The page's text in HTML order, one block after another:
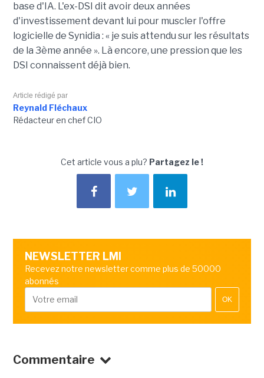
base d'IA. L'ex-DSI dit avoir deux années
d'investissement devant lui pour muscler l'offre
logicielle de Synidia : « je suis attendu sur les résultats
de la 3ème année ». Là encore, une pression que les
DSI connaissent déjà bien.
Article rédigé par
Reynald Fléchaux
Rédacteur en chef CIO
Cet article vous a plu? Partagez le !
NEWSLETTER LMI
Recevez notre newsletter comme plus de 50000
abonnés
OK
Commentaire